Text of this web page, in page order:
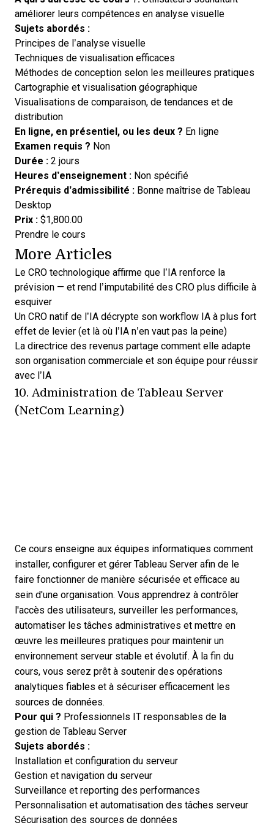
améliorer leurs compétences en analyse visuelle
Sujets abordés :
Principes de l’analyse visuelle
Techniques de visualisation efficaces
Méthodes de conception selon les meilleures pratiques
Cartographie et visualisation géographique
Visualisations de comparaison, de tendances et de
distribution
En ligne, en présentiel, ou les deux ? En ligne
Examen requis ? Non
Durée : 2 jours
Heures d’enseignement : Non spécifié
Prérequis d’admissibilité : Bonne maîtrise de Tableau
Desktop
Prix : $1,800.00
Prendre le cours
More Articles
Le CRO technologique affirme que l’IA renforce la
prévision — et rend l’imputabilité des CRO plus difficile à
esquiver
Un CRO natif de l’IA décrypte son workflow IA à plus fort
effet de levier (et là où l’IA n’en vaut pas la peine)
La directrice des revenus partage comment elle adapte
son organisation commerciale et son équipe pour réussir
avec l’IA
10.Administration de Tableau Server
(NetCom Learning)
Ce cours enseigne aux équipes informatiques comment
installer, configurer et gérer Tableau Server afin de le
faire fonctionner de manière sécurisée et efficace au
sein d'une organisation. Vous apprendrez à contrôler
l'accès des utilisateurs, surveiller les performances,
automatiser les tâches administratives et mettre en
œuvre les meilleures pratiques pour maintenir un
environnement serveur stable et évolutif. À la fin du
cours, vous serez prêt à soutenir des opérations
analytiques fiables et à sécuriser efficacement les
sources de données.
Pour qui ? Professionnels IT responsables de la
gestion de Tableau Server
Sujets abordés :
Installation et configuration du serveur
Gestion et navigation du serveur
Surveillance et reporting des performances
Personnalisation et automatisation des tâches serveur
Sécurisation des sources de données